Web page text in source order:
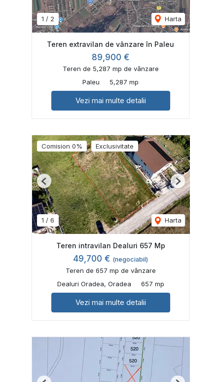
1 / 2 Harta
Teren extravilan de vânzare în Paleu
89,900 €
Teren de 5,287 mp de vânzare
Paleu
5,287 mp
Vezi mai multe detalii
Comision 0% Exclusivitate
1 / 6 Harta
Previous Next
Teren intravilan Dealuri 657 Mp
49,700 € (negociabil)
Teren de 657 mp de vânzare
Dealuri Oradea, Oradea
657 mp
Vezi mai multe detalii